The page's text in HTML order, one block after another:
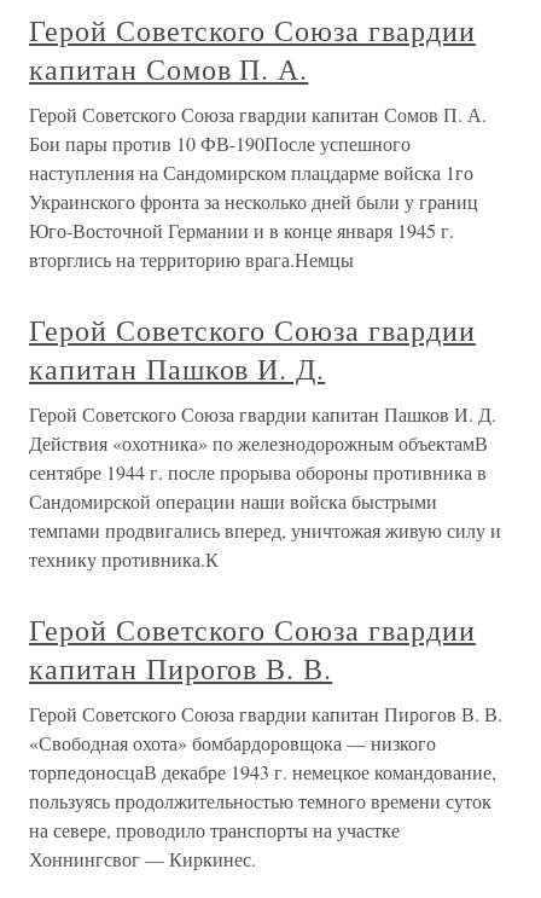
Герой Советского Союза гвардии
капитан Сомов П. А.
Герой Советского Союза гвардии капитан Сомов П. А.
Бои пары против 10 ФВ-190После успешного
наступления на Сандомирском плацдарме войска 1го
Украинского фронта за несколько дней были у границ
Юго-Восточной Германии и в конце января 1945 г.
вторглись на территорию врага.Немцы
Герой Советского Союза гвардии
капитан Пашков И. Д.
Герой Советского Союза гвардии капитан Пашков И. Д.
Действия «охотника» по железнодорожным объектамВ
сентябре 1944 г. после прорыва обороны противника в
Сандомирской операции наши войска быстрыми
темпами продвигались вперед, уничтожая живую силу и
технику противника.К
Герой Советского Союза гвардии
капитан Пирогов В. В.
Герой Советского Союза гвардии капитан Пирогов В. В.
«Свободная охота» бомбардоровщока — низкого
торпедоносцаВ декабре 1943 г. немецкое командование,
пользуясь продолжительностью темного времени суток
на севере, проводило транспорты на участке
Хоннингсвог — Киркинес.